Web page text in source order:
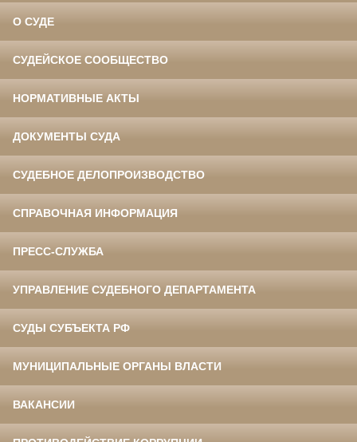
О СУДЕ
СУДЕЙСКОЕ СООБЩЕСТВО
НОРМАТИВНЫЕ АКТЫ
ДОКУМЕНТЫ СУДА
СУДЕБНОЕ ДЕЛОПРОИЗВОДСТВО
СПРАВОЧНАЯ ИНФОРМАЦИЯ
ПРЕСС-СЛУЖБА
УПРАВЛЕНИЕ СУДЕБНОГО ДЕПАРТАМЕНТА
СУДЫ СУБЪЕКТА РФ
МУНИЦИПАЛЬНЫЕ ОРГАНЫ ВЛАСТИ
ВАКАНСИИ